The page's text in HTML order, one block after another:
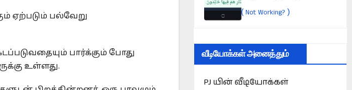
ஏற்படும் பல்வேறு
பார்க்கும் போது
உள்ளது.
(Not Working? )
வீடியோக்கள் அனைத்தும்
PJ யின் வீடியோக்கள்